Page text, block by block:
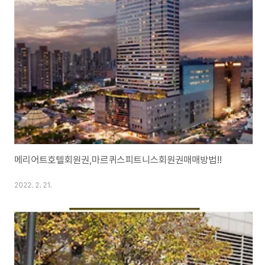
메리어트호텔회원권,마르퀴스피트니스회원권매매방법!!
2022. 2. 21.